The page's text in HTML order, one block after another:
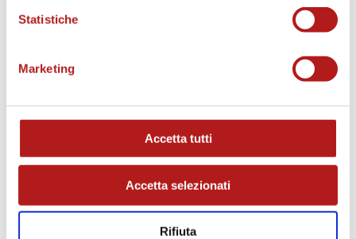
Statistiche
Marketing
Accetta tutti
Accetta selezionati
Rifiuta